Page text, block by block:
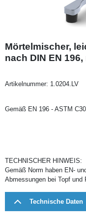
Mörtelmischer,
nach DIN EN
Artikelnummer: 1.0204.LV
Gemäß EN 196 - ASTM
TECHNISCHER HINWEIS:
Gemäß Norm haben EN-
Abmessungen bei Topf und
Technische Daten